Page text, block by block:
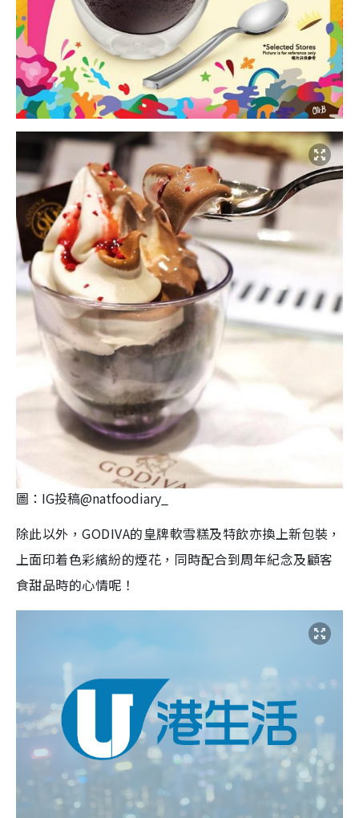
圖：IG投稿@natfoodiary_
除此以外，GODIVA的皇牌軟雪糕及特飲亦換上新包裝，
上面印着色彩繽紛的煙花，同時配合到周年紀念及顧客
食甜品時的心情呢！